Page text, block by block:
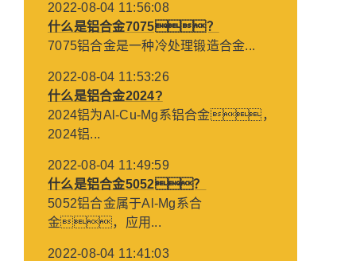
2022-08-04 11:56:08
什么是铝合金7075？
7075铝合金是一种冷处理锻造合金...
2022-08-04 11:53:26
什么是铝合金2024?
2024铝为Al-Cu-Mg系铝合金，
2024铝...
2022-08-04 11:49:59
什么是铝合金5052？
5052铝合金属于Al-Mg系合
金，应用...
2022-08-04 11:41:03